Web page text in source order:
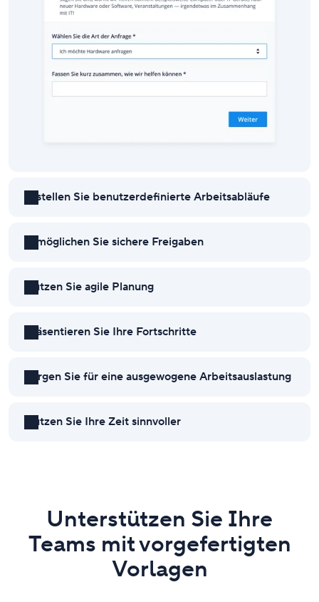
Erstellen Sie benutzerdefinierte Arbeitsabläufe
Ermöglichen Sie sichere Freigaben
Nutzen Sie agile Planung
Präsentieren Sie Ihre Fortschritte
teilbaren Dashboards
Sorgen Sie für eine ausgewogene Arbeitsauslastung
Nutzen Sie Ihre Zeit sinnvoller
Unterstützen Sie Ihre
Teams mit vorgefertigten
Vorlagen